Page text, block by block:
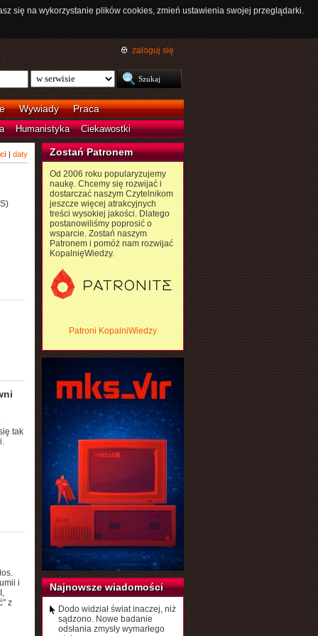
się na wykorzystanie plików cookies, zmień ustawienia swojej przeglądarki.
zaloguj się
Wywiady Praca
Humanistyka Ciekawostki
| daty
tak
i
z
Zostań Patronem
Od 2006 roku popularyzujemy
naukę. Chcemy się rozwijać i
dostarczać naszym Czytelnikom
jeszcze więcej atrakcyjnych
treści wysokiej jakości. Dlatego
postanowiliśmy poprosić o
wsparcie. Zostań naszym
Patronem i pomóż nam rozwijać
KopalnięWiedzy.
Patroni KopalniWiedzy
Najnowsze wiadomości
Dodo widział świat inaczej, niż
sądzono. Nowe badanie
odsłania zmysły wymarłego